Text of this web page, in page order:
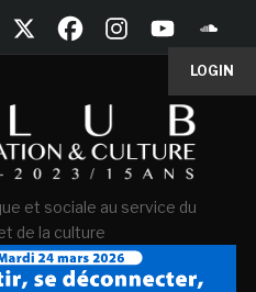
LOGIN
et sociale au service du
de la culture